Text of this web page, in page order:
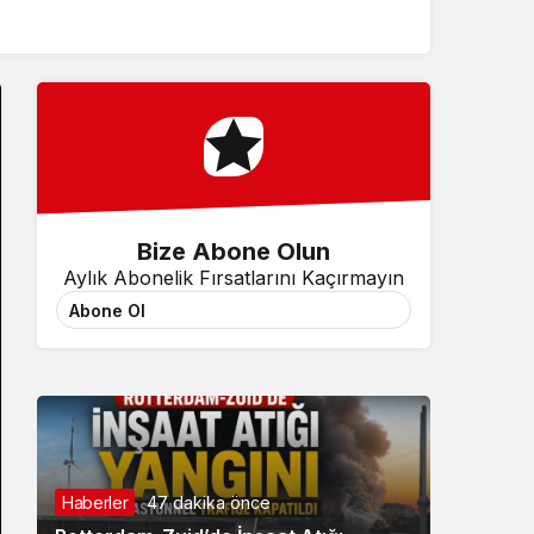
Bize Abone Olun
Aylık Abonelik Fırsatlarını Kaçırmayın
Abone Ol
Haberler 47 dakika önce